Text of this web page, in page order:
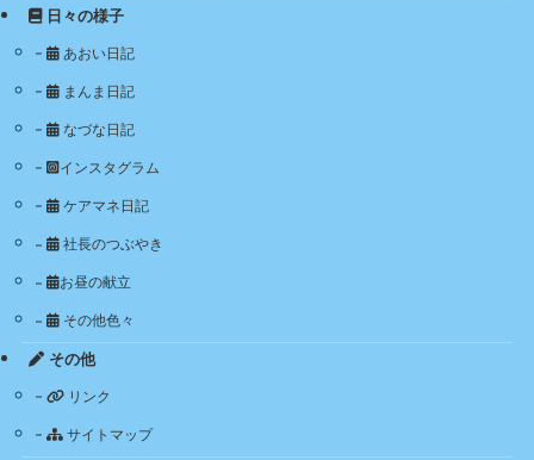
日々の様子
あおい日記
まんま日記
なづな日記
インスタグラム
ケアマネ日記
社長のつぶやき
お昼の献立
その他色々
その他
リンク
サイトマップ